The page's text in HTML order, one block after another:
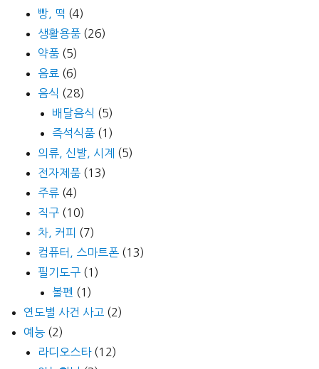
빵, 떡 (4)
생활용품 (26)
약품 (5)
음료 (6)
음식 (28)
배달음식 (5)
즉석식품 (1)
의류, 신발, 시계 (5)
전자제품 (13)
주류 (4)
직구 (10)
차, 커피 (7)
컴퓨터, 스마트폰 (13)
필기도구 (1)
볼펜 (1)
연도별 사건 사고 (2)
예능 (2)
라디오스타(12)